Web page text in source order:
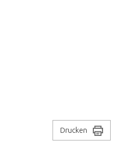
Drucken